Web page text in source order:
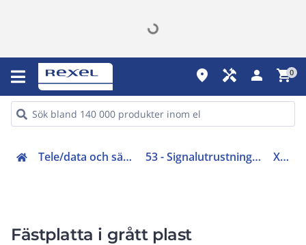
place handyman person shopping_cart0
Tele/data och säkerhet (50-63) 53 - Signalutrustningar och batterier XVZ01
Fästplatta i grått plast